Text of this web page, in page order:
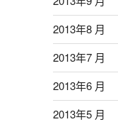
2013年8 月
2013年7 月
2013年6 月
2013年5 月